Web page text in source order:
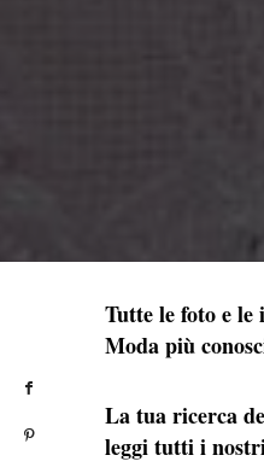
Tutte le foto e
Moda più
La tua ricerca
leggi tutti i